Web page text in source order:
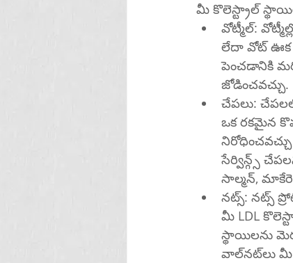
మీ కొలెస్ట్రాల్
వోట్మీల్:
లేదా వోట్ ఊక
పెంచడానికి
జోడించవచ్చు.
చేపలు:
ఒక రకమైన
సేర్విన్గ్స్
సాల్మన్,
నట్స్: నట్స్
మీ LDL కొలెస్ట్రాల్‌ను తగ్గించడం మరియు మీ HDL కొలెస్ట్రాల్‌ను పెంచడం
స్థాయిలను
వాల్‌నట్‌లు మీ గుండెను కూడా రక్షించగలవని అధ్యయనాలు చెబుతున్నాయి. అయితే, నట్స్‌లో కేలరీలు